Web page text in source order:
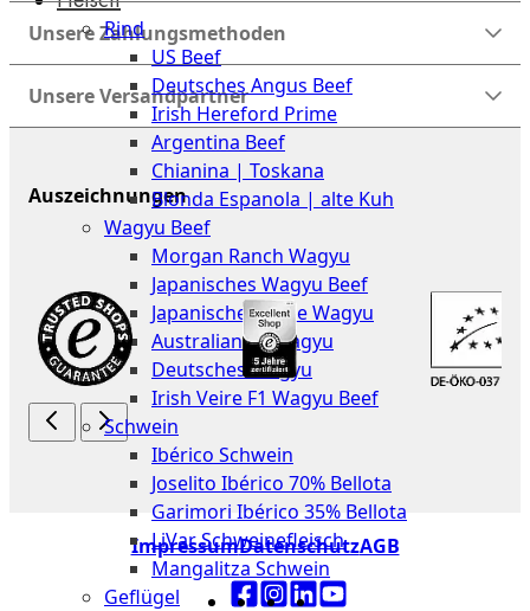
Meat
Club
Stuttgart
Rind
US Beef
Deutsches Angus Beef
Irish Hereford Prime
Argentina Beef
Chianina | Toskana
Blonda Espanola | alte Kuh
Wagyu Beef
Morgan Ranch Wagyu
Japanisches Wagyu Beef
Japanisches Kobe Wagyu
Australian F1 Wagyu
Deutsches Wagyu
Irish Veire F1 Wagyu Beef
Schwein
Ibérico Schwein
Joselito Ibérico 70% Bellota
Garimori Ibérico 35% Bellota
LiVar Schweinefleisch
Mangalitza Schwein
Geflügel
Unsere Zahlungsmethoden
Unsere Versandpartner
Auszeichnungen
ImpressumDatenschutzAGB